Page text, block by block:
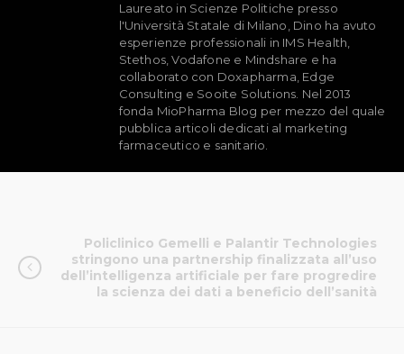
Laureato in Scienze Politiche presso
l'Università Statale di Milano, Dino ha avuto
esperienze professionali in IMS Health,
Stethos, Vodafone e Mindshare e ha
collaborato con Doxapharma, Edge
Consulting e Sooite Solutions. Nel 2013
fonda MioPharma Blog per mezzo del quale
pubblica articoli dedicati al marketing
farmaceutico e sanitario.
Policlinico Gemelli e Palantir Technologies
stringono una partnership finalizzata all’uso
dell’intelligenza artificiale per fare progredire
la scienza dei dati a beneficio dell’sanità